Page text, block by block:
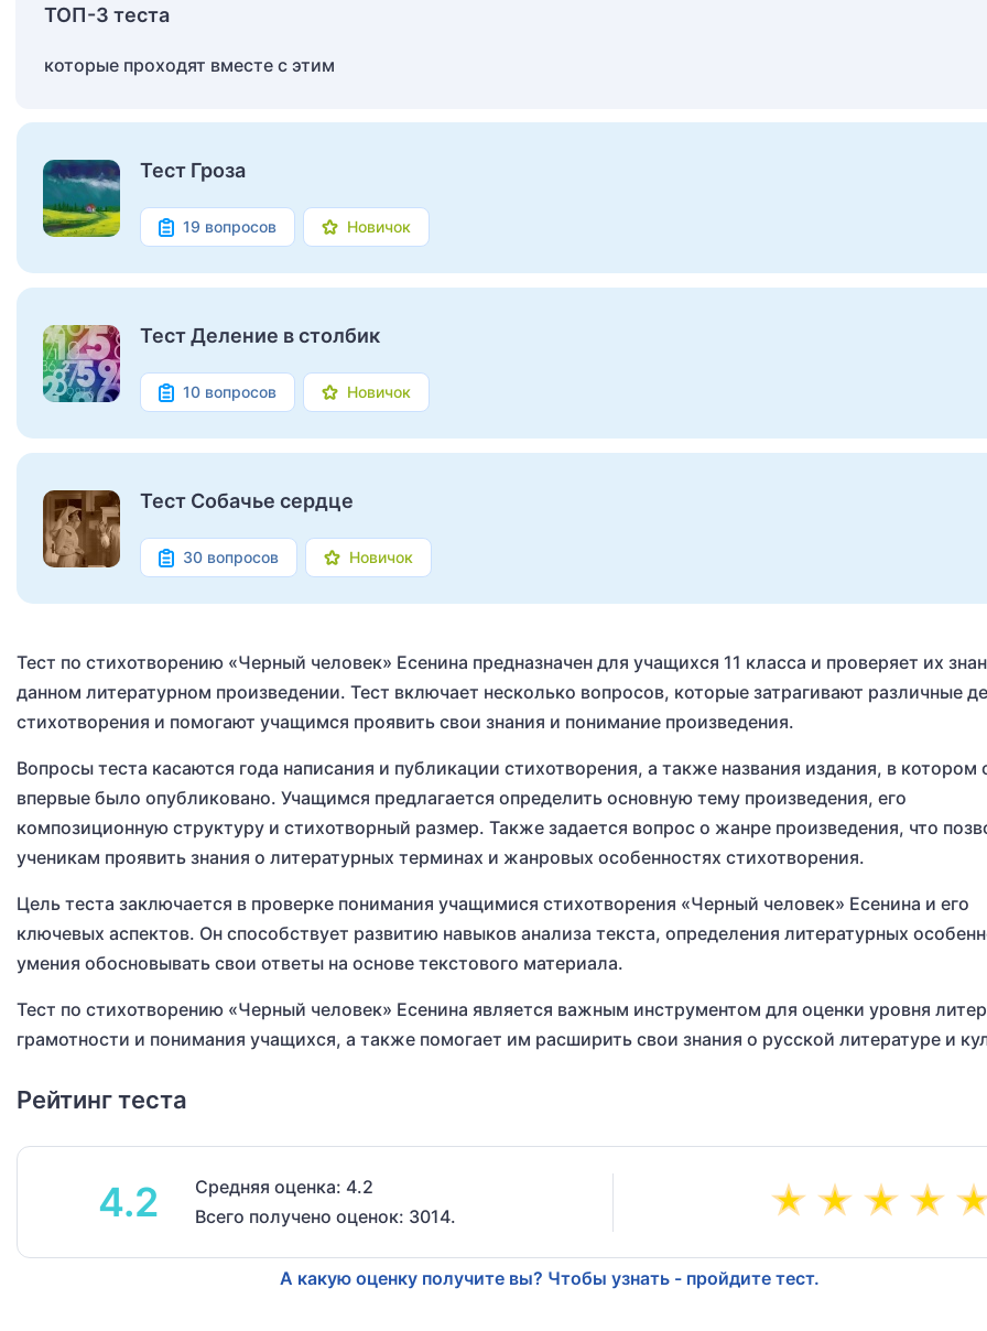
ТОП-3 теста
которые проходят вместе с этим
Тест Гроза
19 вопросов Новичок
Тест Деление в столбик
10 вопросов Новичок
Тест Собачье сердце
30 вопросов Новичок
Тест по стихотворению «Черный человек» Есенина предназначен для учащихся 11 класса и проверяет их
данном литературном произведении. Тест включает несколько вопросов, которые затрагивают различные
стихотворения и помогают учащимся проявить свои знания и понимание произведения.
Вопросы теста касаются года написания и публикации стихотворения, а также названия издания, в котором
впервые было опубликовано. Учащимся предлагается определить основную тему произведения, его
композиционную структуру и стихотворный размер. Также задается вопрос о жанре произведения, что
ученикам проявить знания о литературных терминах и жанровых особенностях стихотворения.
Цель теста заключается в проверке понимания учащимися стихотворения «Черный человек» Есенина и его
ключевых аспектов. Он способствует развитию навыков анализа текста, определения литературных
умения обосновывать свои ответы на основе текстового материала.
Тест по стихотворению «Черный человек» Есенина является важным инструментом для оценки уровня
грамотности и понимания учащихся, а также помогает им расширить свои знания о русской литературе и
Рейтинг теста
4.2
Средняя оценка: 4.2
Всего получено оценок: 3014.
А какую оценку получите вы? Чтобы узнать - пройдите тест.